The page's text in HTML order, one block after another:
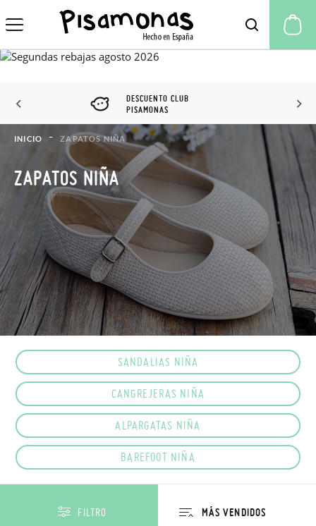
DESCUENTO CLUB
PISAMONAS
INICIO ZAPATOS NIÑA
ZAPATOS NIÑA
SANDALIAS NIÑA
CANGREJERAS NIÑA
ALPARGATAS NIÑA
BAREFOOT NIÑA
FILTRO